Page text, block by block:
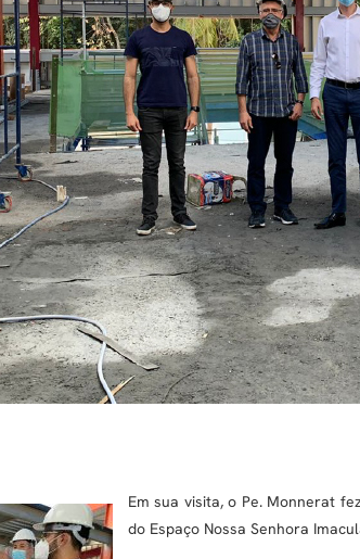
Em sua visita, o Pe. Monnerat
do Espaço Nossa Senhora